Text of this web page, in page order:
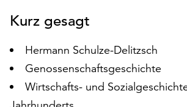
akzeptieren.
Sie
Ihr
Einverständnis
jederzeit
Kurz gesagt
Hermann Schulze-Delitzsch
Genossenschaftsgeschichte
Wirtschafts- und